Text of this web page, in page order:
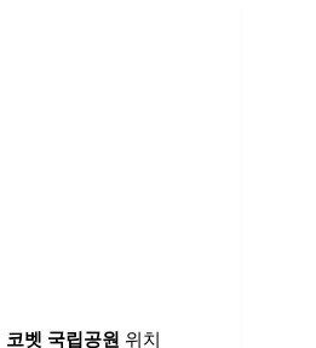
코벳 국립공원 위치